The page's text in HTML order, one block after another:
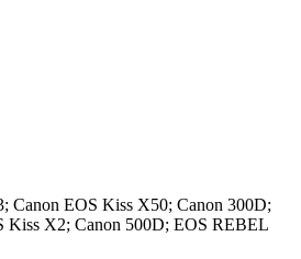
Canon EOS Kiss X50; Canon 300D;
Kiss X2; Canon 500D; EOS REBEL